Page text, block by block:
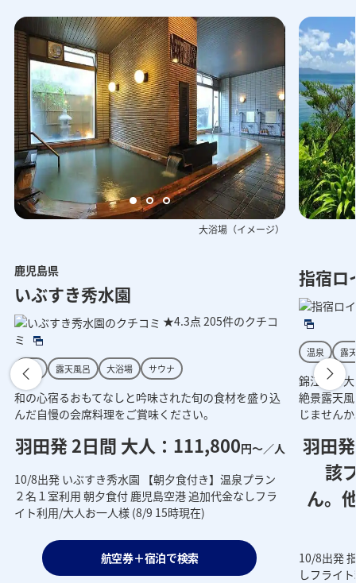
ドデッキ（イメージ） ロ
イメージ） 外観（イ
大浴場（イメージ）
鹿児島県
いぶすき秀水園
★4.3点 205件のクチコ
ミ
温泉 露天風呂 大浴場 サウナ
和の心宿るおもてなしと吟味された旬の食材を盛り込
んだ自慢の会席料理をご賞味ください。
羽田発 2日間 大人：111,800円～／人
10/8出発 いぶすき秀水園 【朝夕食付き】温泉プラン
２名１室利用 朝夕食付 鹿児島空港 追加代金なしフラ
イト利用/大人お一人様 (8/9 15時現在)
航空券＋宿泊で検索
指宿ロ
温泉 露
錦江湾の
絶景露天
じません
羽田
該
ん。
10/8出発
しフライ